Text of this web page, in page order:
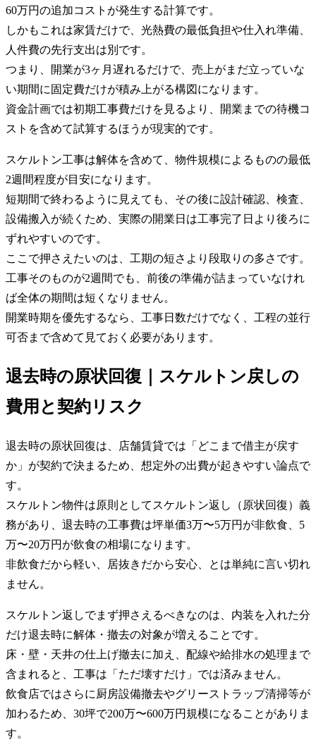
60万円の追加コストが発生する計算です。
しかもこれは家賃だけで、光熱費の最低負担や仕入れ準備、
人件費の先行支出は別です。
つまり、開業が3ヶ月遅れるだけで、売上がまだ立っていな
い期間に固定費だけが積み上がる構図になります。
資金計画では初期工事費だけを見るより、開業までの待機コ
ストを含めて試算するほうが現実的です。
スケルトン工事は解体を含めて、物件規模によるものの最低
2週間程度が目安になります。
短期間で終わるように見えても、その後に設計確認、検査、
設備搬入が続くため、実際の開業日は工事完了日より後ろに
ずれやすいのです。
ここで押さえたいのは、工期の短さより段取りの多さです。
工事そのものが2週間でも、前後の準備が詰まっていなけれ
ば全体の期間は短くなりません。
開業時期を優先するなら、工事日数だけでなく、工程の並行
可否まで含めて見ておく必要があります。
退去時の原状回復｜スケルトン戻しの
費用と契約リスク
退去時の原状回復は、店舗賃貸では「どこまで借主が戻す
か」が契約で決まるため、想定外の出費が起きやすい論点で
す。
スケルトン物件は原則としてスケルトン返し（原状回復）義
務があり、退去時の工事費は坪単価3万〜5万円が非飲食、5
万〜20万円が飲食の相場になります。
非飲食だから軽い、居抜きだから安心、とは単純に言い切れ
ません。
スケルトン返しでまず押さえるべきなのは、内装を入れた分
だけ退去時に解体・撤去の対象が増えることです。
床・壁・天井の仕上げ撤去に加え、配線や給排水の処理まで
含まれると、工事は「ただ壊すだけ」では済みません。
飲食店ではさらに厨房設備撤去やグリーストラップ清掃等が
加わるため、30坪で200万〜600万円規模になることがありま
す。